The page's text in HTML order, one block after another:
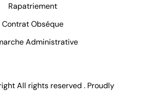
Rapatriement
Contrat Obséque
Administrative
All rights reserved . Proudly